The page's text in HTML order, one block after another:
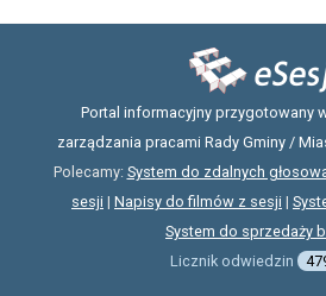
Portal informacyjny przygotowany
zarządzania pracami Rady Gminy /
Polecamy: System do zdalnych
sesji | Napisy do filmów z sesji |
System do sprzedaży
Licznik odwiedzin